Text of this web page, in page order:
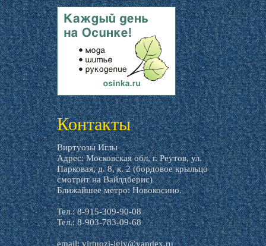
livemaster.ru
Контакты
Виртуозы Иглы
Адрес: Московская обл, г. Реутов, ул.
Парковая, д. 8, к. 2 (бордовое крыльцо
смотрит на Вайлдберис)
Ближайшее метро: Новокосино.
Тел.: 8-915-309-90-08
Тел.: 8-903-783-09-68
email:virtuozi-igly@yandex.ru